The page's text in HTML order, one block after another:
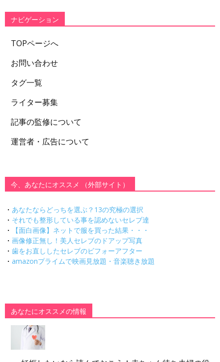
ー
ナビゲーション
TOPページへ
お問い合わせ
タグ一覧
ライター募集
記事の監修について
運営者・広告について
今、あなたにオススメ （外部サイト）
・ あなたならどっちを選ぶ？13の究極の選択
・ それでも整形している事を認めないセレブ達
・
【面白画像】ネットで服を買った結果・・・
・ 画像修正無し！美人セレブのドアップ写真
・ 歯をお直ししたセレブのビフォーアフター
・ amazonプライムで映画見放題・音楽聴き放題
あなたにオススメの情報